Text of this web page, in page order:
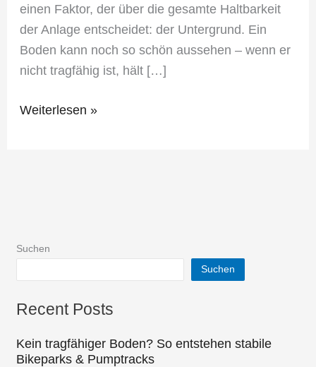
einen Faktor, der über die gesamte Haltbarkeit
der Anlage entscheidet: der Untergrund. Ein
Boden kann noch so schön aussehen – wenn er
nicht tragfähig ist, hält […]
Weiterlesen »
Suchen
Suchen
Recent Posts
Kein tragfähiger Boden? So entstehen stabile
Bikeparks & Pumptracks